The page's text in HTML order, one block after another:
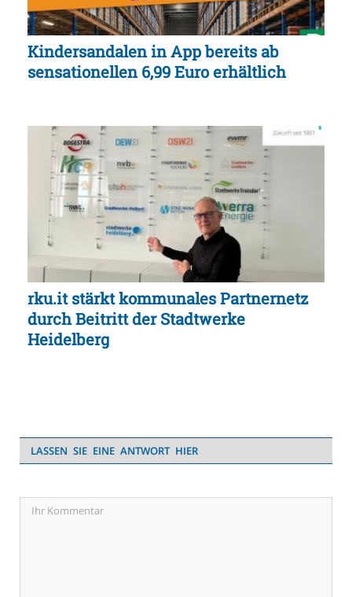
Kindersandalen in App bereits ab
sensationellen 6,99 Euro erhältlich
rku.it stärkt kommunales Partnernetz
durch Beitritt der Stadtwerke
Heidelberg
LASSEN SIE EINE ANTWORT HIER